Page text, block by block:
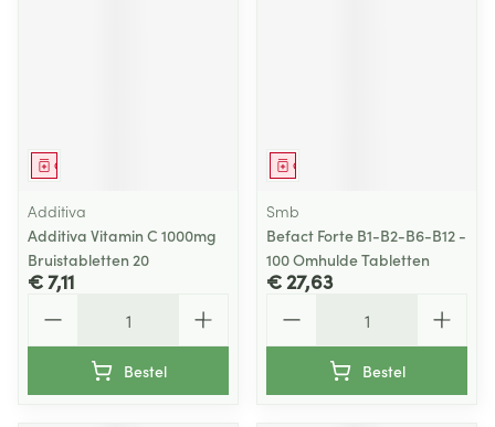
Geneesmiddel
Additiva
Additiva Vitamin C 1000mg
Bruistabletten 20
€ 7,11
Bestel
Geneesmiddel
Smb
Befact Forte B1-B2-B6-B12 -
100 Omhulde Tabletten
€ 27,63
Bestel